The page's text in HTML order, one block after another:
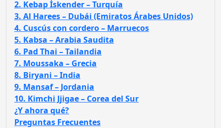
2. Kebap İskender – Turquía
3. Al Harees – Dubái (Emiratos Árabes Unidos)
4. Cuscús con cordero – Marruecos
5. Kabsa – Arabia Saudita
6. Pad Thai – Tailandia
7. Moussaka – Grecia
8. Biryani – India
9. Mansaf – Jordania
10. Kimchi Jjigae – Corea del Sur
¿Y ahora qué?
Preguntas Frecuentes